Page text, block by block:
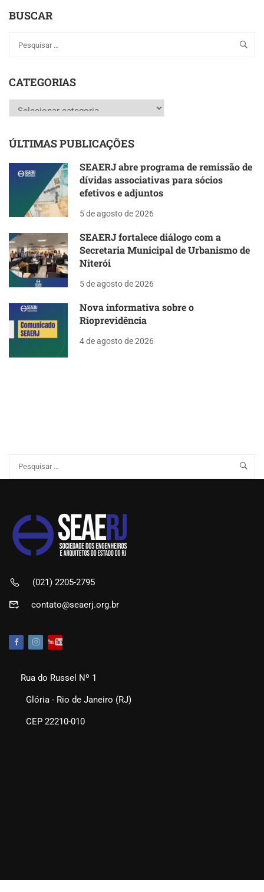
BUSCAR
CATEGORIAS
Categorias
ÚLTIMAS PUBLICAÇÕES
SEAERJ abre programa de remissão de
dívidas associativas para sócios
efetivos e adjuntos
5 de agosto de 2026
SEAERJ fortalece diálogo com a
Secretaria Municipal de Urbanismo de
Niterói
5 de agosto de 2026
Nova informativa sobre o
Rioprevidência
4 de agosto de 2026
(021) 2205-2795
contato@seaerj.org.br
Rua do Russel Nº 1
Glória - Rio de Janeiro (RJ)
CEP 22210-010